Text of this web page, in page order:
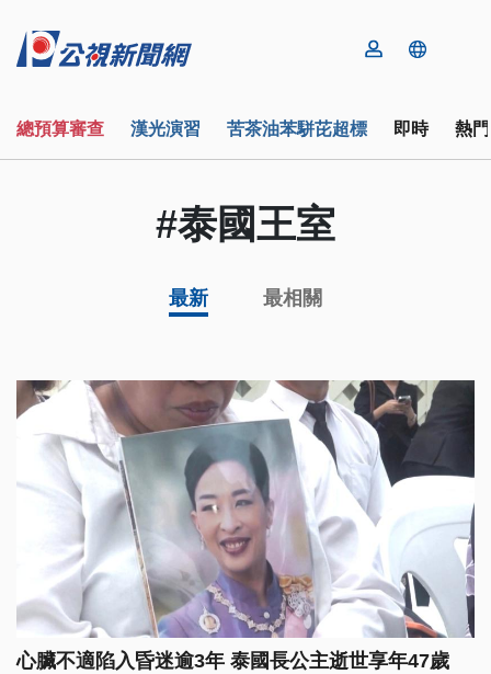
總預算審查 漢光演習 苦茶油苯駢芘超標 即時 熱
#泰國王室
最新 最相關
心臟不適陷入昏迷逾3年 泰國長公主逝世享年47歲